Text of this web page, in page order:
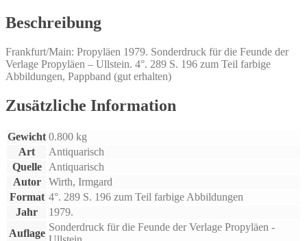
Beschreibung
Frankfurt/Main: Propyläen 1979. Sonderdruck für die Feunde der
Verlage Propyläen – Ullstein. 4°. 289 S. 196 zum Teil farbige
Abbildungen, Pappband (gut erhalten)
Zusätzliche Information
Gewicht 0.800 kg
Art
Antiquarisch
Quelle
Antiquarisch
Autor
Wirth, Irmgard
Format 4°. 289 S. 196 zum Teil farbige Abbildungen
Jahr
1979.
Auflage
Sonderdruck für die Feunde der Verlage Propyläen -